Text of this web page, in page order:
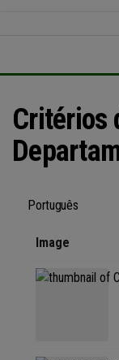
Critérios
Português
Image